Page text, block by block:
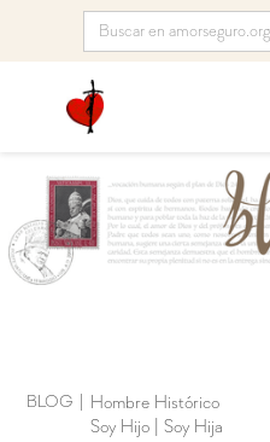
BLOG
Hombre Histórico
Soy Hijo | Soy Hija